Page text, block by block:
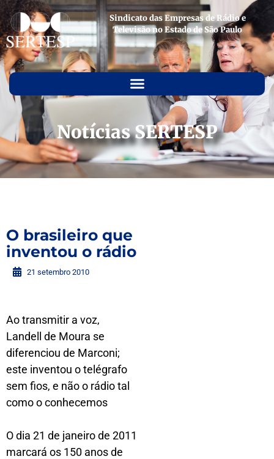
Sindicato das Empresas de Rádio e
Televisão no Estado de São Paulo
Notícias SERTESP
O brasileiro que
inventou o rádio
21 setembro 2010
Ao transmitir a voz,
Landell de Moura se
diferenciou de Marconi;
este inventou o telégrafo
sem fios, e não o rádio tal
como o conhecemos
O dia 21 de janeiro de 2011
marcará os 150 anos de